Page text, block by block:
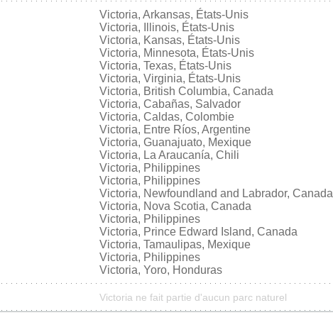
Victoria, Arkansas, États-Unis
Victoria, Illinois, États-Unis
Victoria, Kansas, États-Unis
Victoria, Minnesota, États-Unis
Victoria, Texas, États-Unis
Victoria, Virginia, États-Unis
Victoria, British Columbia, Canada
Victoria, Cabañas, Salvador
Victoria, Caldas, Colombie
Victoria, Entre Ríos, Argentine
Victoria, Guanajuato, Mexique
Victoria, La Araucanía, Chili
Victoria, Philippines
Victoria, Philippines
Victoria, Newfoundland and Labrador, Canada
Victoria, Nova Scotia, Canada
Victoria, Philippines
Victoria, Prince Edward Island, Canada
Victoria, Tamaulipas, Mexique
Victoria, Philippines
Victoria, Yoro, Honduras
Victoria ne fait partie d'aucun parc naturel